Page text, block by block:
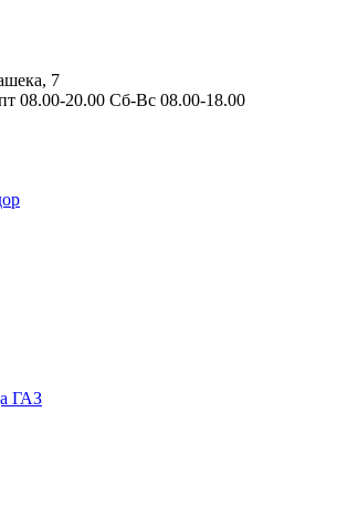
7
08.00-20.00 Сб-Вс 08.00-18.00
ГАЗ